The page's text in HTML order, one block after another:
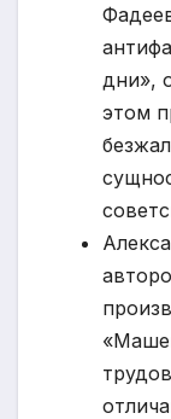
дни»,
этом